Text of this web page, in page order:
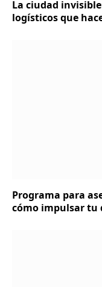
La ciudad
logísticos que
Programa para
cómo impulsar tu